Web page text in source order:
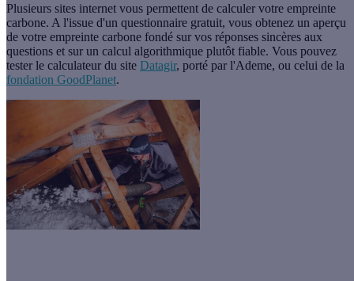
Plusieurs sites internet vous permettent de calculer votre empreinte
carbone. A l'issue d'un questionnaire gratuit, vous obtenez un aperçu
de votre empreinte carbone fondé sur vos réponses sincères aux
questions et sur un calcul algorithmique plutôt fiable. Vous pouvez
tester le calculateur du site Datagir, porté par l'Ademe, ou celui de la
fondation GoodPlanet.